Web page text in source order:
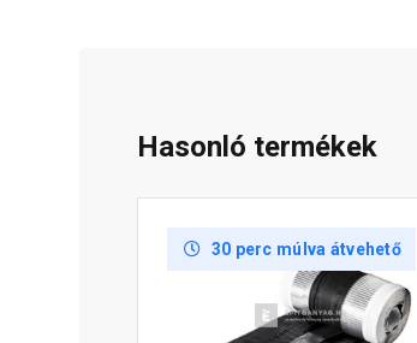
Hasonló termékek
30 perc múlva átvehető